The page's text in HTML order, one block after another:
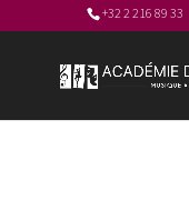
+32 2 216 89 33